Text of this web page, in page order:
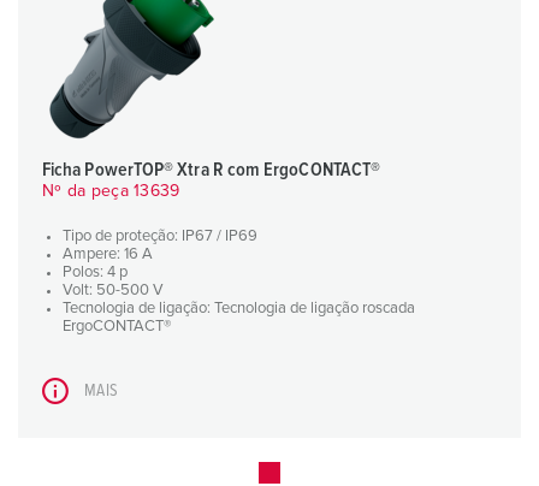
Ficha PowerTOP® Xtra R com ErgoCONTACT®
Nº da peça 13639
Tipo de proteção: IP67 / IP69
Ampere: 16 A
Polos: 4 p
Volt: 50-500 V
Tecnologia de ligação: Tecnologia de ligação roscada
ErgoCONTACT®
MAIS